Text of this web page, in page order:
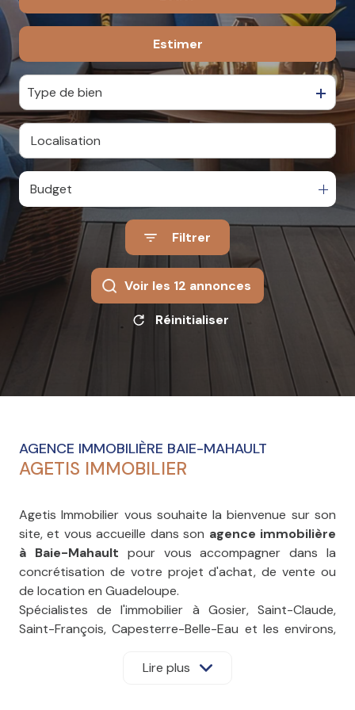
VENDUS
LOCATION
GESTION
SYNDIC
Estimer
Type de bien
Budget
Filtrer
Voir les 12 annonces
Réinitialiser
AGENCE IMMOBILIÈRE BAIE-MAHAULT
AGETIS IMMOBILIER
Agetis Immobilier vous souhaite la bienvenue sur son
site, et vous accueille dans son agence immobilière
à Baie-Mahault pour vous accompagner dans la
concrétisation de votre projet d'achat, de vente ou
de location en Guadeloupe.
Spécialistes de l'immobilier à Gosier, Saint-Claude,
Saint-François, Capesterre-Belle-Eau et les environs,
vous aident à optimiser au mieux votre
Lire plus